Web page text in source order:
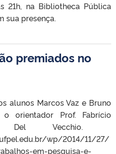
21h, na Bibliotheca Pública
sua presença.
premiados no
alunos Marcos Vaz e Bruno
orientador Prof. Fabrício
Del Vecchio.
wp/2014/11/27/
em-pesquisa-e-